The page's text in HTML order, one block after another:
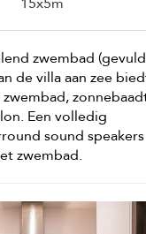
15x5m
zwembad
de villa aan zee
Een volledig
sound
zwembad.